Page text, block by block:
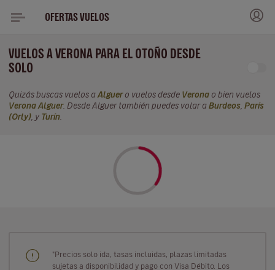
OFERTAS VUELOS
VUELOS A VERONA PARA EL OTOÑO DESDE
SOLO
Quizás buscas vuelos a Alguero vuelos desde Verona o bien vuelos
Verona Alguer. Desde Alguer también puedes volar a Burdeos París
(Orly) , y Turín
"Precios solo ida, tasas incluidas, plazas limitadas
sujetas a disponibilidad y pago con Visa Débito. Los